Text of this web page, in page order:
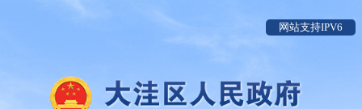
网站支持IPV6